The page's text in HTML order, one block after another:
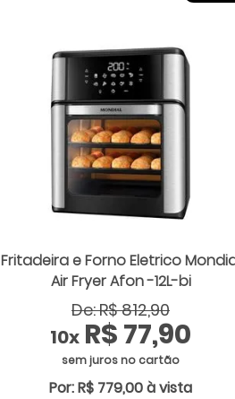
Fritadeira e Forno Eletrico
Air Fryer Afon -12L-bi
De: R$ 812,90
10x R$ 77,90
sem juros no cartão
Por: R$ 779,00 à vista